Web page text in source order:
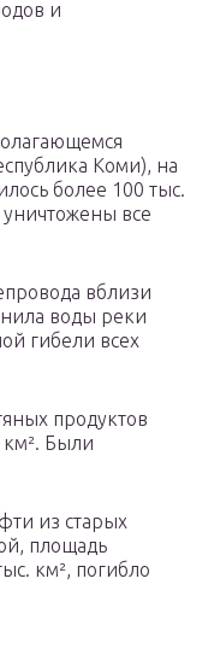
и
Коми), на
более 100 тыс.
все
вблизи
воды реки
гибели всех
продуктов
км². Были
из старых
площадь
км², погибло